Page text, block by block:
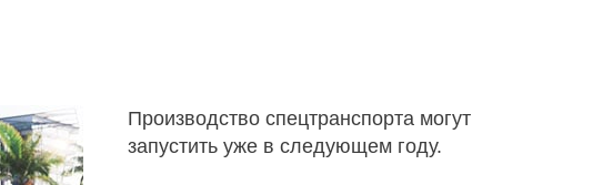
Производство спецтранспорта могут
запустить уже в следующем году.